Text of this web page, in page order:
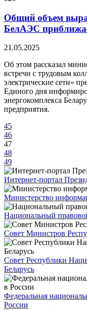
Общий объем
БелАЭС
21.05.2025
Об этом рассказал
встречи с трудовым
электрические сети»
Единого дня
энергокомплекса
предприятия.
45
46
47
48
49
Интернет-портал
Министерство
Национальный
Совет Министров
Совет Республики
Беларусь
Федеральная
России